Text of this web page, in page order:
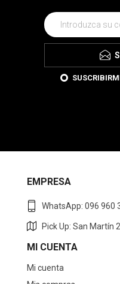
EMPRESA
WhatsApp: 096 960
Pick Up: San Martín
MI CUENTA
Mi cuenta